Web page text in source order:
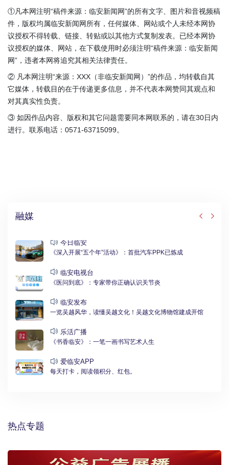
①凡本网注明“稿件来源：临安新闻网”的所有文字、图片和音视频稿
件，版权均属临安新闻网所有，任何媒体、网站或个人未经本网协
议授权不得转载、链接、转贴或以其他方式复制发表。已经本网协
议授权的媒体、网站，在下载使用时必须注明“稿件来源：临安新闻
网”，违者本网将追究其相关法律责任。
② 凡本网注明“来源：XXX（非临安新闻网）”的作品，均转载自其
它媒体，转载目的在于传递更多信息，并不代表本网赞同其观点和
对其真实性负责。
③ 如因作品内容、版权和其它问题需要同本网联系的，请在30日内
进行。联系电话：0571-63715099。
融媒
今日临安
《深入开展“五个年”活动》：首批汽车PPK已炼成
临安电视台
《医问到底》：专家带你正确认识关节炎
临安发布
一览吴越风华，读懂吴越文化！吴越文化博物馆建成开馆
乐活广播
《书香临安》：一笔一画书写艺术人生
爱临安APP
每天打卡，阅读领积分、红包。
热点专题